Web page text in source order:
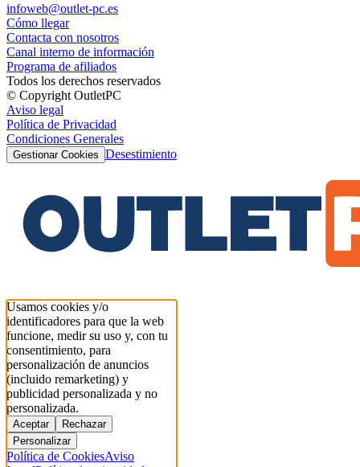
infoweb@outlet-pc.es
Cómo llegar
Contacta con nosotros
Canal interno de información
Programa de afiliados
Todos los derechos reservados
© Copyright OutletPC
Aviso legal
Política de Privacidad
Condiciones Generales
Gestionar Cookies Desestimiento
Usamos cookies y/o
identificadores para que la web
funcione, medir su uso y, con tu
consentimiento, para
personalización de anuncios
(incluido remarketing) y
publicidad personalizada y no
personalizada.
Aceptar
Rechazar
Personalizar
Política de CookiesAviso